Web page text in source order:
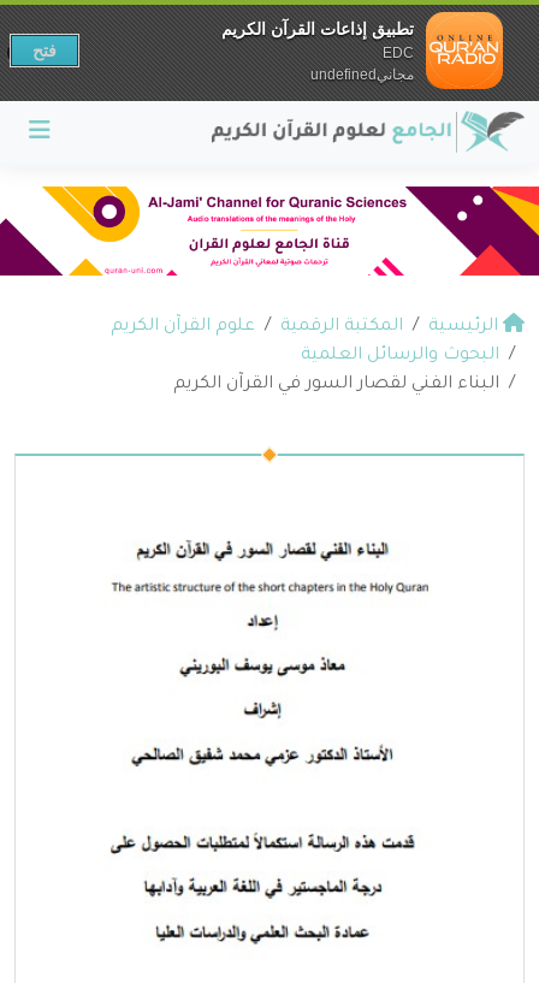
الرئيسية المكتبة الرقمية
علوم القرآن الكريم
البحوث والرسائل العلمية
البناء الفني لقصار السور في القرآن الكريم
تطبيق إذاعات القرآن الكريم
EDC
مجانيundefined
فتح